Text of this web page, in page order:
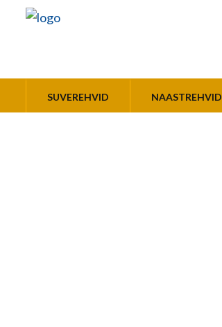
SUVEREHVID NAASTREHVID